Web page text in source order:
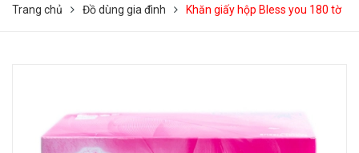
Trang chủ Đồ dùng gia đình Khăn giấy hộp Bless you 180 tờ